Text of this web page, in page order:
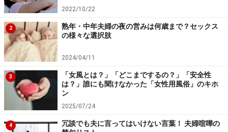
2022/10/22
2
熟年・中年夫婦の夜の営みは何歳まで？セックス
の様々な選択肢
2024/04/11
3
「女風とは？」「どこまでするの？」「安全性
は？」誰にも聞けなかった「女性用風俗」のキホ
ン
2025/07/24
4
冗談でも夫に言ってはいけない言葉！ 夫婦喧嘩の